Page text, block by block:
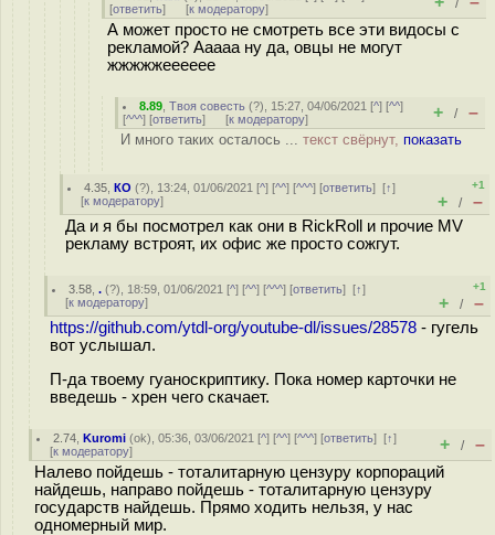
[ответить] [к модератору] /
А может просто не смотреть все эти видосы с
рекламой? Ааааа ну да, овцы не могут
жжжжжееееее
8.89 ,Твоя совесть (?), 15:27, 04/06/2021 [^] [^^]
[^^^] [ответить] [к модератору] + / –
И много таких осталось ... текст свёрнут, показать
4.35 ,КО (?), 13:24, 01/06/2021 [^] [^^] [^^^] [ответить][↑]
[к модератору]
+1
+ / –
Да и я бы посмотрел как они в RickRoll и прочие MV
рекламу встроят, их офис же просто сожгут.
3.58 ,. (?), 18:59, 01/06/2021 [^] [^^] [^^^] [ответить][↑]
[к модератору]
+1
+ / –
https://github.com/ytdl-org/youtube-dl/issues/28578 - гугель
вот услышал.
П-да твоему гуаноскриптику. Пока номер карточки не
введешь - хрен чего скачает.
2.74 ,Kuromi (ok), 05:36, 03/06/2021 [^] [^^] [^^^] [ответить][↑]
[к модератору] + / –
Налево пойдешь - тоталитарную цензуру корпораций
найдешь, направо пойдешь - тоталитарную цензуру
государств найдешь. Прямо ходить нельзя, у нас
одномерный мир.